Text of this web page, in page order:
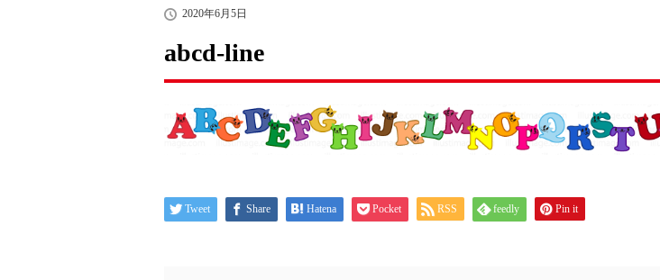
2020年6月5日
abcd-line
Tweet Share Hatena Pocket RSS feedly Pin it